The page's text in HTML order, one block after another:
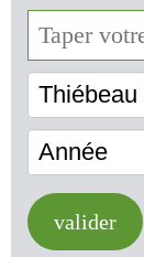
Thiébeau P.